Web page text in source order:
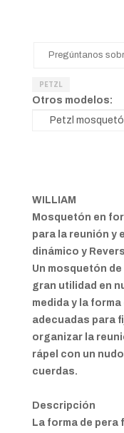
Pregúntanos
PETZL
Otros modelos:
WILLIAM
Mosquetón en
para la reunión y
dinámico y
Un mosquetón
gran utilidad en
medida y la
adecuadas para
organizar la
rápel con un
cuerdas.
Descripción
La forma de